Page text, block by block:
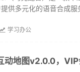
供多元化的语音合成服
学习办公
动地图v2.0.0，